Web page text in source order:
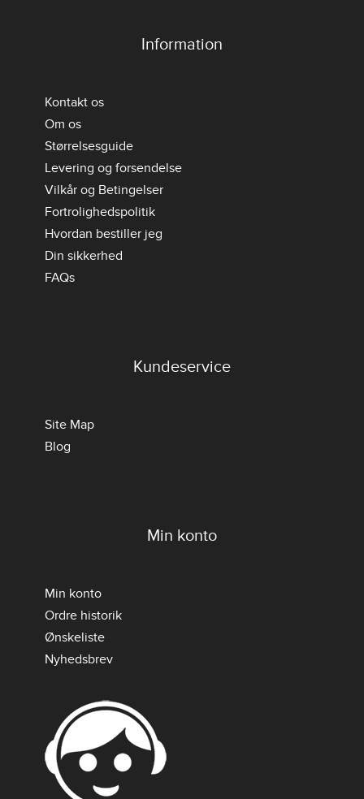
Information
Kontakt os
Om os
Størrelsesguide
Levering og forsendelse
Vilkår og Betingelser
Fortrolighedspolitik
Hvordan bestiller jeg
Din sikkerhed
FAQs
Kundeservice
Site Map
Blog
Min konto
Min konto
Ordre historik
Ønskeliste
Nyhedsbrev